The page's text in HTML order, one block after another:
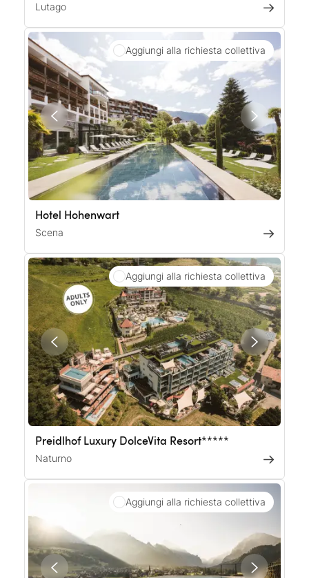
Lutago
Aggiungi alla richiesta collettiva
Hotel Hohenwart
Scena
Aggiungi alla richiesta collettiva
Preidlhof Luxury DolceVita Resort*****
Naturno
Aggiungi alla richiesta collettiva